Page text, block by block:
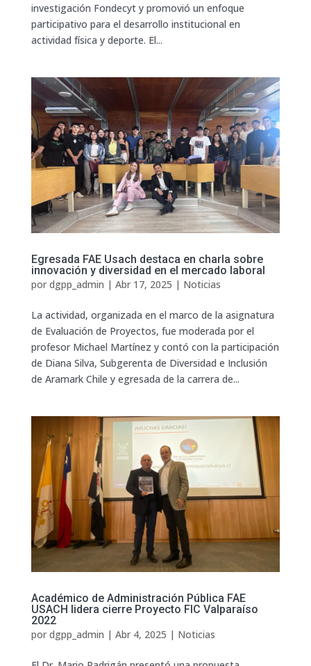
investigación Fondecyt y promovió un enfoque
participativo para el desarrollo institucional en
actividad física y deporte. El...
Egresada FAE Usach destaca en charla sobre
innovación y diversidad en el mercado laboral
por dgpp_admin | Abr 17, 2025 | Noticias
La actividad, organizada en el marco de la asignatura
de Evaluación de Proyectos, fue moderada por el
profesor Michael Martínez y contó con la participación
de Diana Silva, Subgerenta de Diversidad e Inclusión
de Aramark Chile y egresada de la carrera de...
Académico de Administración Pública FAE
USACH lidera cierre Proyecto FIC Valparaíso
2022
por dgpp_admin | Abr 4, 2025 | Noticias